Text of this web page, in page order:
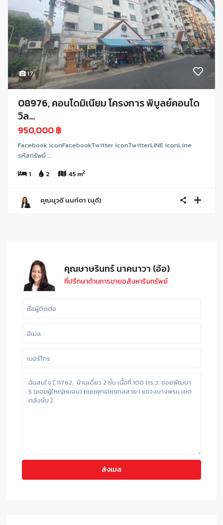
17
08976, คอนโดมิเนียม โครงการ พิบูลย์คอนโด
วิล...
950,000 ฿
Facebook iconFacebookTwitter iconTwitterLINE iconLine
รหัสทรัพย์ ...
1
2 45 m2
คุณนุวดี นนท์ตา (นุดี)
คุณษาษรินทร์ นาคนาวา (อ้อ)
ที่ปรึกษาด้านการขายอสังหาริมทรัพย์